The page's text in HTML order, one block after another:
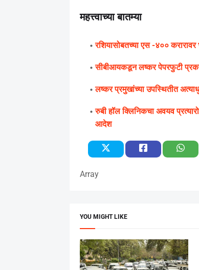
महत्त्वाच्या बातम्या
रशियासोबतच्या एस -४०० करारावर
सीबीआयकडून लष्कर पेपरफुटी
लष्कर प्रमुखांच्या उपस्थितीत
रुबी हॉल क्‍लिनिकचा अवयव
आदेश
Array
YOU MIGHT LIKE